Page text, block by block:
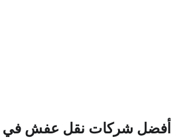
أفضل شركات نقل عفش في